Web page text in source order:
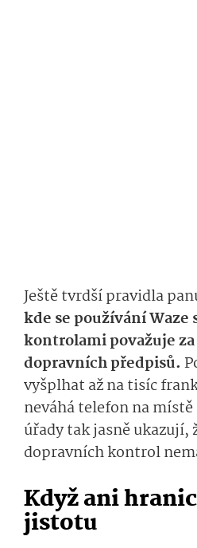
Ještě tvrdší pravidla
kde se používání Waze
kontrolami považuje
dopravních předpisů.
vyšplhat až na tisíc
neváhá telefon na
úřady tak jasně ukazují,
dopravních kontrol
Když ani
jistotu